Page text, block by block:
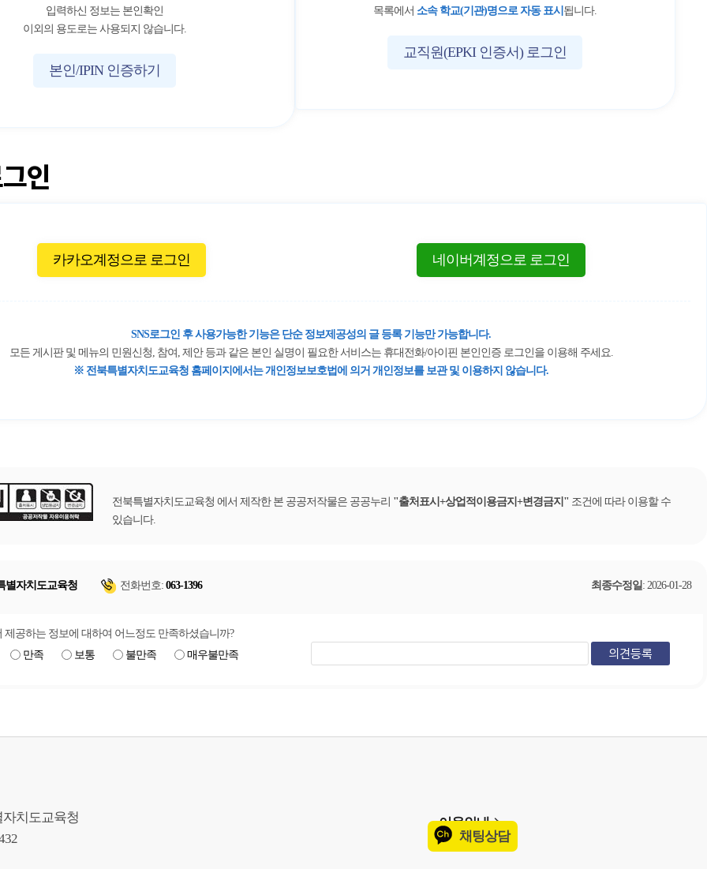
입력하신 정보는 본인확인
이외의 용도로는 사용되지 않습니다.
본인/IPIN 인증하기
목록에서 소속 학교(기관)명으로 자동 표시 됩니다.
교직원(EPKI 인증서) 로그인
인
카카오계정으로 로그인 네이버계정으로 로그인
SNS로그인 후 사용가능한 기능은 단순 정보제공성의 글 등록 기능만 가능합니다.
모든 게시판 및 메뉴의 민원신청, 참여, 제안 등과 같은 본인 실명이 필요한 서비스는 휴대전화/아이핀 본인인증 로그인을 이용해 주세요.
※ 전북특별자치도교육청 홈페이지에서는 개인정보보호법에 의거 개인정보를 보관 및 이용하지 않습니다.
전북특별자치도교육청 에서 제작한 본 공공저작물은 공공누리 출처표시+상업적이용금지+변경금지
조건에 따라 이용할 수
있습니다.
별자치도교육청 전화번호: 063-1396 최종수정일: 2026-01-28
제공하는 정보에 대하여 어느정도 만족하셨습니까?
만족
보통 불만족 매우불만족
자치도교육청
이용안내
채팅상담